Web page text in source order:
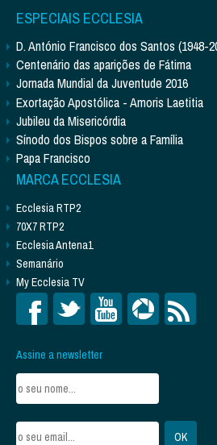
ESPECIAIS ECCLESIA
D. António Francisco dos Santos (1948-
Centenário das aparições de Fátima
Jornada Mundial da Juventude 2016
Exortação Apostólica - Amoris Laetitia
Jubileu da Misericórdia
Sínodo dos Bispos sobre a Família
Papa Francisco
MARCA ECCLESIA
Ecclesia RTP2
70X7 RTP2
Ecclesia Antena1
Semanário
My Ecclesia TV
Assine a newsletter